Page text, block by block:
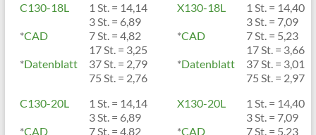
C130-18L
*CAD
*Datenblatt
1 St. = 14,14
3 St. = 6,89
7 St. = 4,82
17 St. = 3,25
37 St. = 2,79
75 St. = 2,76
X130-18L
*CAD
*Datenblatt
1 St. = 14,40
3 St. = 7,09
7 St. = 5,23
17 St. = 3,66
37 St. = 3,01
75 St. = 2,97
C130-20L
*CAD
1 St. = 14,14
3 St. = 6,89
7 St. = 4,82
X130-20L
*CAD
1 St. = 14,40
3 St. = 7,09
7 St. = 5,23